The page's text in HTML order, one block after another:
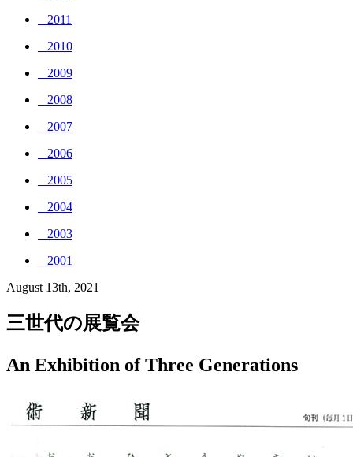
_ 2011
_ 2010
_ 2009
_ 2008
_ 2007
_ 2006
_ 2005
_ 2004
_ 2003
_ 2001
August 13th, 2021
三世代の展覧会
An Exhibition of Three Generations